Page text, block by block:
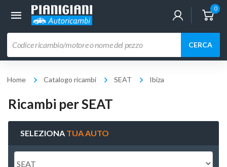
0
prodotti
CERCA
Home Catalogo ricambi SEAT Ibiza
Ricambi per SEAT
SELEZIONA TUA AUTO